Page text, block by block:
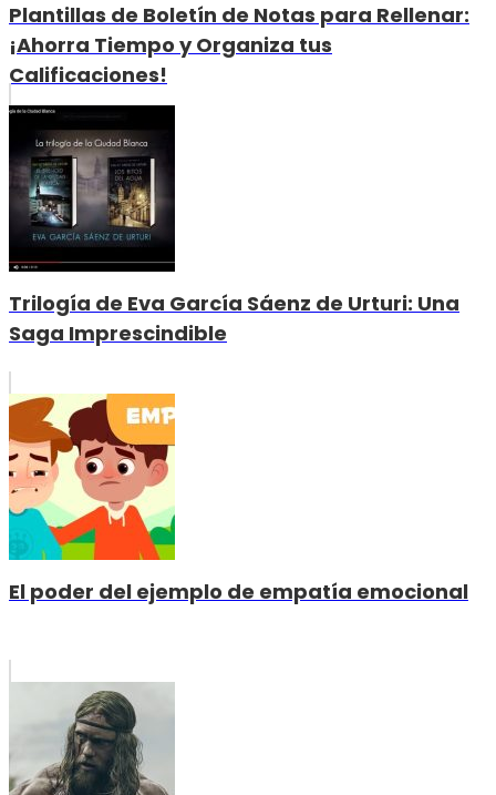
Plantillas de Boletín de Notas para Rellenar:
¡Ahorra Tiempo y Organiza tus
Calificaciones!
Trilogía de Eva García Sáenz de Urturi: Una
Saga Imprescindible
El poder del ejemplo de empatía emocional